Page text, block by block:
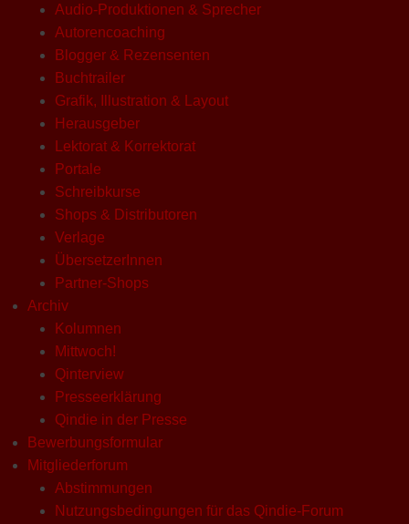
Audio-Produktionen & Sprecher
Autorencoaching
Blogger & Rezensenten
Buchtrailer
Grafik, Illustration & Layout
Herausgeber
Lektorat & Korrektorat
Portale
Schreibkurse
Shops & Distributoren
Verlage
ÜbersetzerInnen
Partner-Shops
Archiv
Kolumnen
Mittwoch!
Qinterview
Presseerklärung
Qindie in der Presse
Bewerbungsformular
Mitgliederforum
Abstimmungen
Nutzungsbedingungen für das Qindie-Forum